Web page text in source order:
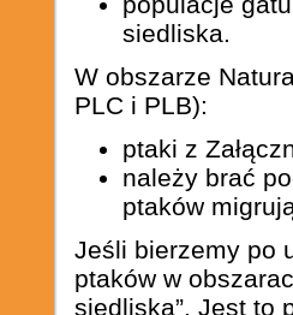
siedliska.
W obszarze
PLC i PLB):
ptaki z
należy brać
ptaków
Jeśli bierzemy po
ptaków w
siedliska”. Jest to